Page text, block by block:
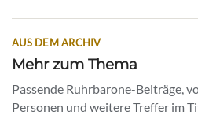
AUS DEM ARCHIV
Mehr zum Thema
Passende Ruhrbarone-Beiträge,
Personen und weitere Treffer im